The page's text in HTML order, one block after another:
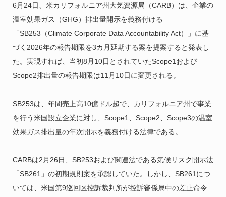
6月24日、米カリフォルニア州大気資源局（CARB）は、企業の
温室効果ガス（GHG）排出量開示を義務付ける
「SB253（Climate Corporate Data Accountability Act）」に基
づく2026年の報告期限を3カ月延期する案を提案すると発表し
た。実現すれば、当初8月10日とされていたScope1および
Scope2排出量の報告期限は11月10日に変更される。
SB253は、年間売上高10億ドル超で、カリフォルニア州で事業
を行う米国設立企業に対し、Scope1、Scope2、Scope3の温室
効果ガス排出量の年次開示を義務付ける法律である。
CARBは2月26日、SB253および関連法である気候リスク開示法
「SB261」の初期規則案を承認していた。しかし、SB261につ
いては、米国第9巡回区控訴裁判所が控訴審係属中の差止命令